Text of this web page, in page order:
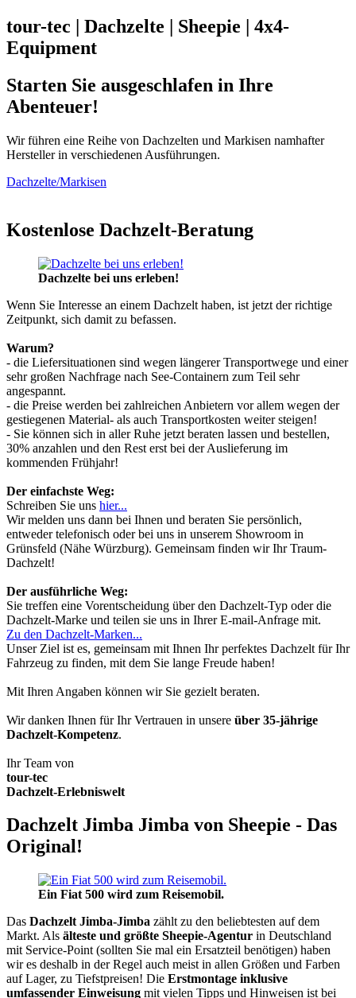
tour-tec | Dachzelte | Sheepie | 4x4-
Equipment
Starten Sie ausgeschlafen in Ihre
Abenteuer!
Wir führen eine Reihe von Dachzelten und Markisen namhafter
Hersteller in verschiedenen Ausführungen.
Dachzelte/Markisen
Kostenlose Dachzelt-Beratung
Dachzelte bei uns erleben!
Wenn Sie Interesse an einem Dachzelt haben, ist jetzt der richtige
Zeitpunkt, sich damit zu befassen.
Warum?
- die Liefersituationen sind wegen längerer Transportwege und einer
sehr großen Nachfrage nach See-Containern zum Teil sehr
angespannt.
- die Preise werden bei zahlreichen Anbietern vor allem wegen der
gestiegenen Material- als auch Transportkosten weiter steigen!
- Sie können sich in aller Ruhe jetzt beraten lassen und bestellen,
30% anzahlen und den Rest erst bei der Auslieferung im
kommenden Frühjahr!
Der einfachste Weg:
Schreiben Sie uns hier...
Wir melden uns dann bei Ihnen und beraten Sie persönlich,
entweder telefonisch oder bei uns in unserem Showroom in
Grünsfeld (Nähe Würzburg). Gemeinsam finden wir Ihr Traum-
Dachzelt!
Der ausführliche Weg:
Sie treffen eine Vorentscheidung über den Dachzelt-Typ oder die
Dachzelt-Marke und teilen sie uns in Ihrer E-mail-Anfrage mit.
Zu den Dachzelt-Marken...
Unser Ziel ist es, gemeinsam mit Ihnen Ihr perfektes Dachzelt für Ihr
Fahrzeug zu finden, mit dem Sie lange Freude haben!
Mit Ihren Angaben können wir Sie gezielt beraten.
Wir danken Ihnen für Ihr Vertrauen in unsere über 35-jährige
Dachzelt-Kompetenz.
Ihr Team von
tour-tec
Dachzelt-Erlebniswelt
Dachzelt Jimba Jimba von Sheepie - Das
Original!
Ein Fiat 500 wird zum Reisemobil.
Das Dachzelt Jimba-Jimba zählt zu den beliebtesten auf dem
Markt. Als älteste und größte Sheepie-Agentur in Deutschland
mit Service-Point (sollten Sie mal ein Ersatzteil benötigen) haben
wir es deshalb in der Regel auch meist in allen Größen und Farben
auf Lager, zu Tiefstpreisen! Die Erstmontage inklusive
umfassender Einweisung mit vielen Tipps und Hinweisen ist bei